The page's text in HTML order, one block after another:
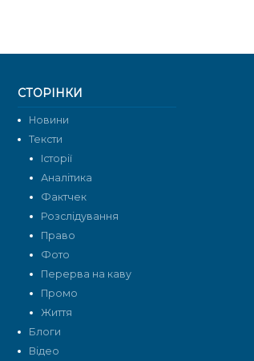
СТОРІНКИ
Новини
Тексти
Історії
Аналітика
Фактчек
Розслідування
Право
Фото
Перерва на каву
Промо
Життя
Блоги
Відео